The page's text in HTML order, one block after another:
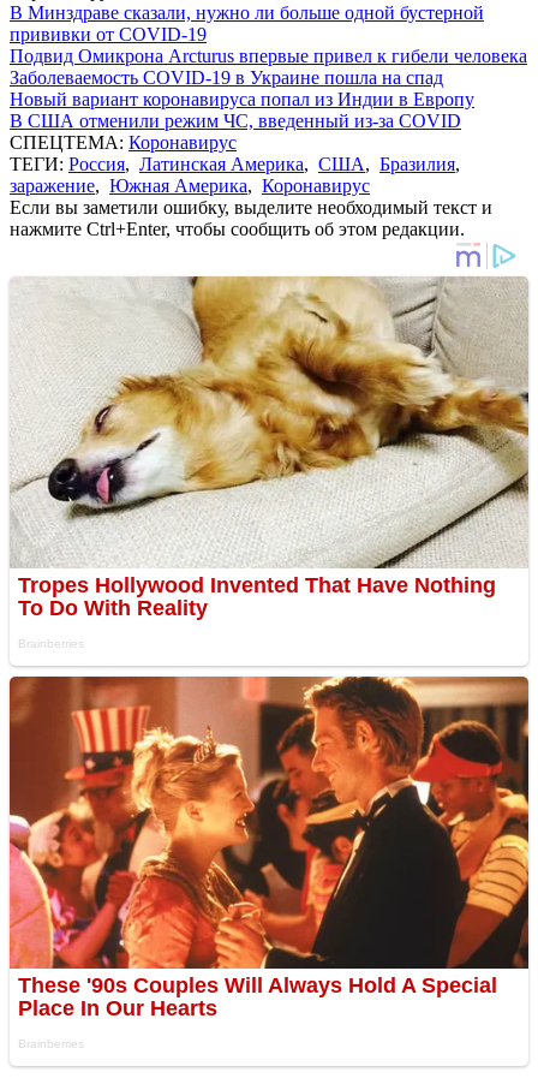
В Минздраве сказали, нужно ли больше одной бустерной
прививки от COVID-19
Подвид Омикрона Arcturus впервые привел к гибели человека
Заболеваемость COVID-19 в Украине пошла на спад
Новый вариант коронавируса попал из Индии в Европу
В США отменили режим ЧС, введенный из-за COVID
СПЕЦТЕМА: Коронавирус
ТЕГИ: Россия, Латинская Америка, США, Бразилия,
заражение, Южная Америка, Коронавирус
Если вы заметили ошибку, выделите необходимый текст и
нажмите Ctrl+Enter, чтобы сообщить об этом редакции.